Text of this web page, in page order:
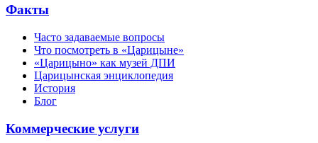
Факты
Часто задаваемые вопросы
Что посмотреть в «Царицыне»
«Царицыно» как музей ДПИ
Царицынская энциклопедия
История
Блог
Коммерческие услуги